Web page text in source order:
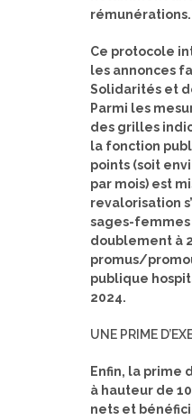
rémunérations.
Ce protocole
les annonces
Solidarités et
Parmi les
des grilles
la fonction
points (soit
par mois) est
revalorisation
sages-
doublement à
promus/
publique
2024.
UNE PRIME
Enfin, la prime
à hauteur de
nets et